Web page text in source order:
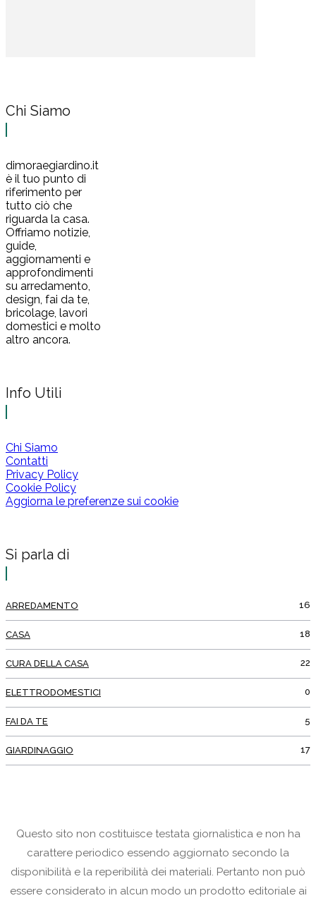
Chi Siamo
dimoraegiardino.it
è il tuo punto di
riferimento per
tutto ciò che
riguarda la casa.
Offriamo notizie,
guide,
aggiornamenti e
approfondimenti
su arredamento,
design, fai da te,
bricolage, lavori
domestici e molto
altro ancora.
Info Utili
Chi Siamo
Contatti
Privacy Policy
Cookie Policy
Aggiorna le preferenze sui cookie
Si parla di
ARREDAMENTO 16
CASA 18
CURA DELLA CASA 22
ELETTRODOMESTICI 0
FAI DA TE 5
GIARDINAGGIO 17
Questo sito non costituisce testata giornalistica e non ha
carattere periodico essendo aggiornato secondo la
disponibilità e la reperibilità dei materiali. Pertanto non può
essere considerato in alcun modo un prodotto editoriale ai